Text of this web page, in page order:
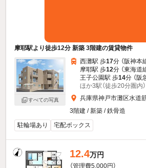
摩耶駅より徒歩12分 新築 3階建の賃貸物件
すべての写真
西灘駅 歩17分 （阪神本
摩耶駅 歩12分 （東海道
王子公園駅 歩14分 （阪
ほか3駅（徒歩20分圏内）
兵庫県神戸市灘区水道
3階建 / 新築 / 鉄骨造
駐輪場あり
宅配ボックス
12.4万円
（管理費5,000円）